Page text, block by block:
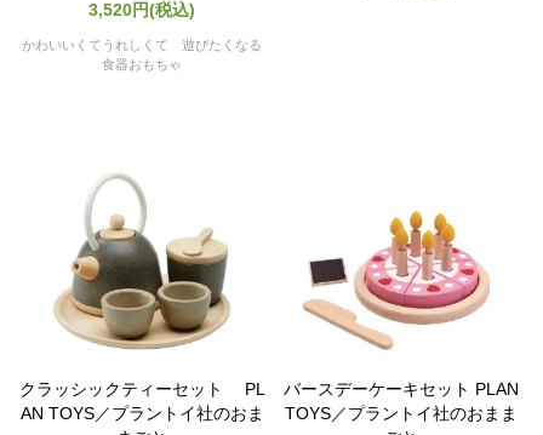
3,520円(税込)
かわいいくてうれしくて 遊びたくなる
食器おもちゃ
クラッシックティーセット PL
AN TOYS／プラントイ社のおま
バースデーケーキセット PLAN
TOYS／プラントイ社のおまま